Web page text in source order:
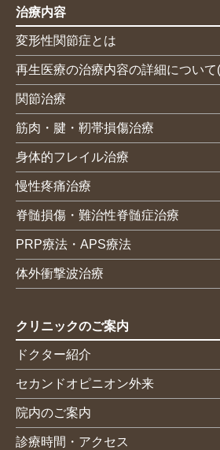
治療内容
変形性関節症とは
再生医療の治療内容の詳細について
関節治療
筋肉・腱・靭帯損傷治療
身体的フレイル治療
慢性疼痛治療
脊髄損傷・難治性脊髄症治療
PRP療法・APS療法
体外衝撃波治療
クリニックのご案内
ドクター紹介
セカンドオピニオン外来
院内のご案内
診療時間・アクセス